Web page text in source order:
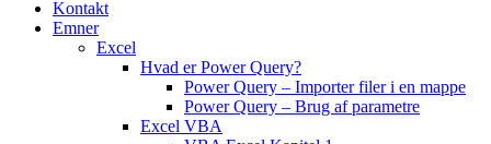
Kontakt
Emner
Excel
Hvad er Power Query?
Power Query – Importer filer i en mappe
Power Query – Brug af parametre
Excel VBA